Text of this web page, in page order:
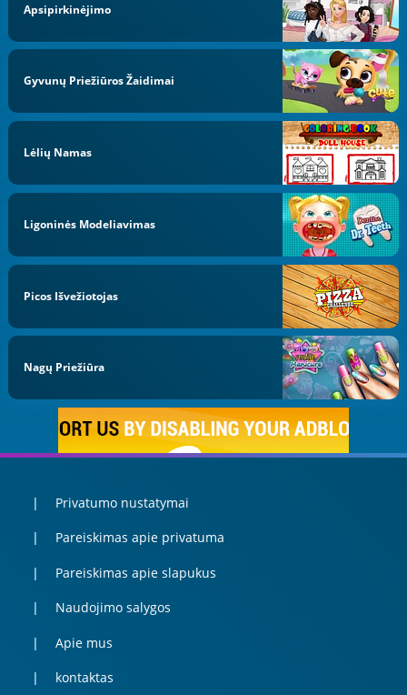
Apsipirkinėjimo
Gyvunų Priežiūros Žaidimai
Lėlių Namas
Ligoninės Modeliavimas
Picos Išvežiotojas
Nagų Priežiūra
Privatumo nustatymai
Pareiskimas apie privatuma
Pareiskimas apie slapukus
Naudojimo salygos
Apie mus
kontaktas